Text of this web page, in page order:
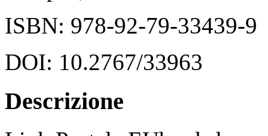
ISBN: 978-92-79-33439-9
DOI: 10.2767/33963
Descrizione